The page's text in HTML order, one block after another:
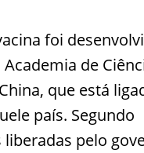
foi
de
que está
país. Segundo
pelo